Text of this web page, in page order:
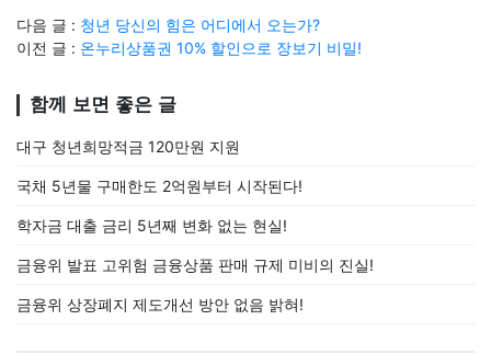
다음 글 : 청년 당신의 힘은 어디에서 오는가?
이전 글 : 온누리상품권 10% 할인으로 장보기 비밀!
함께 보면 좋은 글
대구 청년희망적금 120만원 지원
국채 5년물 구매한도 2억원부터 시작된다!
학자금 대출 금리 5년째 변화 없는 현실!
금융위 발표 고위험 금융상품 판매 규제 미비의 진실!
금융위 상장폐지 제도개선 방안 없음 밝혀!